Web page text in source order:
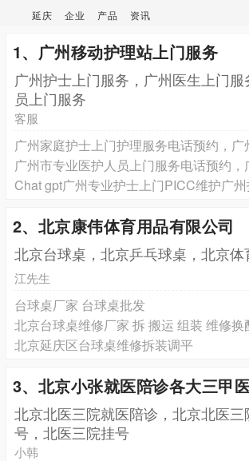
延庆 企业 产品 资讯
1、广州移动护理站上门服务
广州护士上门服务，广州医生上门服
员上门服务
客服
2、北京康伟体育用品有限公司
北京台球桌，北京乒乓球桌，北京体
江先生
台球桌厂家 台球桌批发
北京台球桌维修厂家 拆 搬运 组装 维修换
北京延庆区台球桌维修拆装调平
3、北京小张就医陪诊各大三甲
北京北医三院就医陪诊，北京北医
号，北医三院挂号
小韩